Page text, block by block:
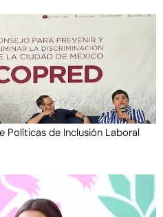
de Inclusión Laboral